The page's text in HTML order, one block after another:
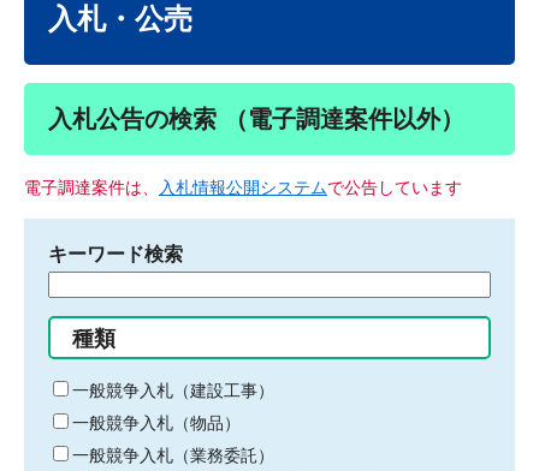
入札・公売
入札公告の検索 （電子調達案件以外）
電子調達案件は、 入札情報公開システムで公告しています
キーワード検索
る
キ
ー
ワ
ー
種類
一般競争入札（建設工事）
一般競争入札（物品）
一般競争入札（業務委託）